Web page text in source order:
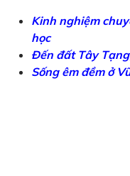
Kinh nghiệm
học
Đến đất Tây
Sống êm đềm ở